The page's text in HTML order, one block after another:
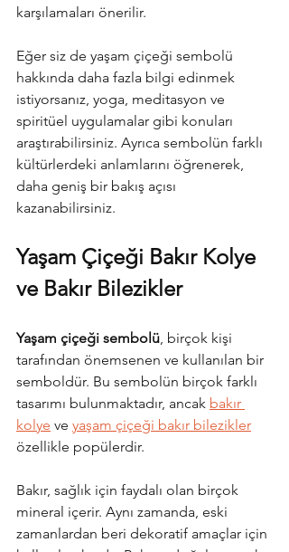
karşılamaları önerilir.
Eğer siz de yaşam çiçeği sembolü
hakkında daha fazla bilgi edinmek
istiyorsanız, yoga, meditasyon ve
spiritüel uygulamalar gibi konuları
araştırabilirsiniz. Ayrıca sembolün farklı
kültürlerdeki anlamlarını öğrenerek,
daha geniş bir bakış açısı
kazanabilirsiniz.
Yaşam Çiçeği Bakır Kolye
ve Bakır Bilezikler
Yaşam çiçeği sembolü, birçok kişi
tarafından önemsenen ve kullanılan bir
semboldür. Bu sembolün birçok farklı
tasarımı bulunmaktadır, ancak bakır
kolye ve yaşam çiçeği bakır bilezikler
özellikle popülerdir.
Bakır, sağlık için faydalı olan birçok
mineral içerir. Aynı zamanda, eski
zamanlardan beri dekoratif amaçlar için